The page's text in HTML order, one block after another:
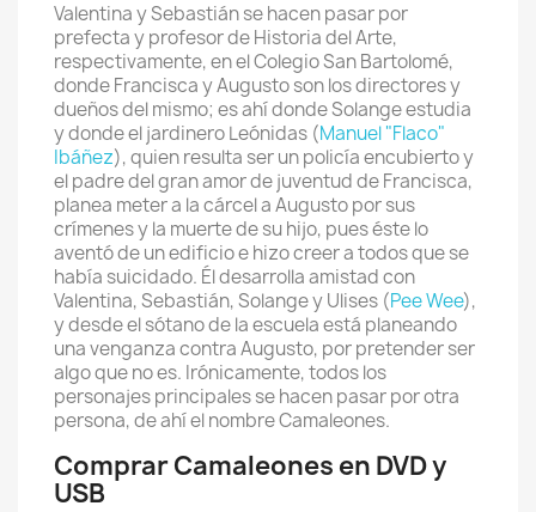
Valentina y Sebastián se hacen pasar por
prefecta y profesor de Historia del Arte,
respectivamente, en el Colegio San Bartolomé,
donde Francisca y Augusto son los directores y
dueños del mismo; es ahí donde Solange estudia
y donde el jardinero Leónidas (Manuel "Flaco"
Ibáñez), quien resulta ser un policía encubierto y
el padre del gran amor de juventud de Francisca,
planea meter a la cárcel a Augusto por sus
crímenes y la muerte de su hijo, pues éste lo
aventó de un edificio e hizo creer a todos que se
había suicidado. Él desarrolla amistad con
Valentina, Sebastián, Solange y Ulises (Pee Wee),
y desde el sótano de la escuela está planeando
una venganza contra Augusto, por pretender ser
algo que no es. Irónicamente, todos los
personajes principales se hacen pasar por otra
persona, de ahí el nombre Camaleones.
Comprar Camaleones en DVD y
USB